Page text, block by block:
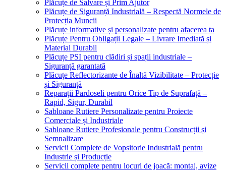
Plăcuțe de Salvare și Prim Ajutor
Plăcuțe de Siguranță Industrială – Respectă Normele de
Protecția Muncii
Plăcuțe informative și personalizate pentru afacerea ta
Plăcuțe Pentru Obligații Legale – Livrare Imediată și
Material Durabil
Plăcuțe PSI pentru clădiri și spații industriale –
Siguranță garantată
Plăcuțe Reflectorizante de Înaltă Vizibilitate – Protecție
și Siguranță
Reparații Pardoseli pentru Orice Tip de Suprafață –
Rapid, Sigur, Durabil
Sabloane Rutiere Personalizate pentru Proiecte
Comerciale și Industriale
Sabloane Rutiere Profesionale pentru Construcții și
Semnalizare
Servicii Complete de Vopsitorie Industrială pentru
Industrie și Producție
Servicii complete pentru locuri de joacă: montaj, avize